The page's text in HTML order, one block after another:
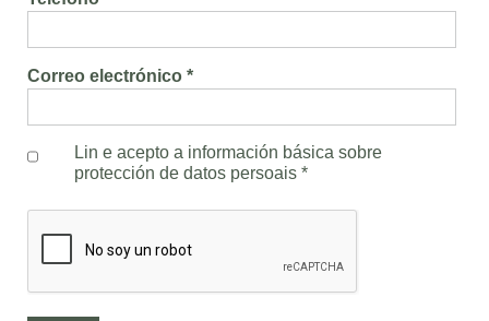
Correo electrónico *
Lin e acepto a información básica sobre
protección de datos persoais *